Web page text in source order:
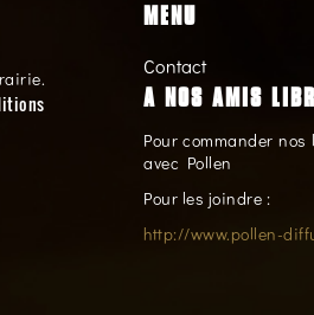
MENU
Contact
A NOS AMIS
Pour commander
avec Pollen
Pour les joindre :
http://www.pollen-